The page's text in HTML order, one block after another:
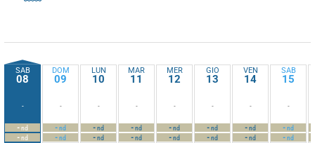
SAB
08
-
-nd
-nd
DOM
09
-
-nd
-nd
LUN
10
-
-nd
-nd
MAR
11
-
-nd
-nd
MER
12
-
-nd
-nd
GIO
13
-
-nd
-nd
VEN
14
-
-nd
-nd
SAB
15
-
-nd
-nd